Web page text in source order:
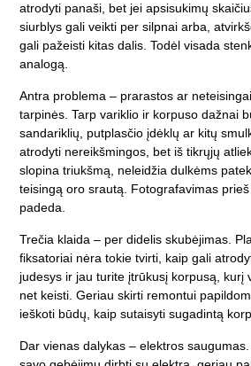
atrodyti panaši, bet jei apsisukimų
siurblys gali veikti per silpnai arba,
gali pažeisti kitas dalis. Todėl visada
analogą.
Antra problema – prarastos ar
tarpinės. Tarp variklio ir korpuso dažnai
sandariklių, putplasčio įdėklų ar kitų
atrodyti nereikšmingos, bet iš tikrųjų
slopina triukšmą, neleidžia dulkėms
teisingą oro srautą. Fotografavimas
padeda.
Trečia klaida – per didelis skubėjimas.
fiksatoriai nėra tokie tvirti, kaip gali
judesys ir jau turite įtrūkusį korpusą, kurį
net keisti. Geriau skirti remontui
ieškoti būdų, kaip sutaisyti sugadintą
Dar vienas dalykas – elektros